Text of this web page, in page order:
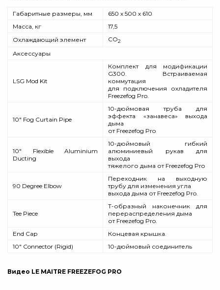
Габаритные размеры, мм
650 х 500 х 610
Масса, кг
17,5
Охлаждающий элемент
СО2
Аксессуары
LSG Mod Kit
Комплект для модификации
G300. Встраиваемая
коммутация
для подключения охладителя
Freezefog Pro.
10" Fog Curtain Pipe
10-дюймовая труба для
эффекта «занавеса» выхода
дыма
от Freezefog Pro
10" Flexible Aluminium
Ducting
10-дюймовый гибкий
алюминиевый рукав для
выхода
тяжелого дыма от Freezefog Pro
90 Degree Elbow
Переходник на выходную
трубу для изменения угла
выхода дыма от Freezefog Pro.
Tee Piece
Т-образный наконечник для
перераспределения дыма
от Freezefog Pro.
End Cap
Концевая крышка.
10" Connector (Rigid)
10-дюймовый соединитель
Видео LE MAITRE FREEZEFOG PRO